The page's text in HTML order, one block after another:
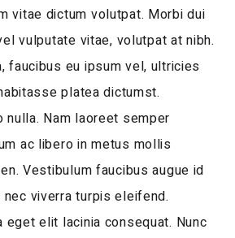
vitae dictum volutpat. Morbi dui
vulputate vitae, volutpat at nibh.
faucibus eu ipsum vel, ultricies
platea dictumst.
Nam laoreet semper
ac libero in metus mollis
Vestibulum faucibus augue id
viverra turpis eleifend.
eget elit lacinia consequat. Nunc